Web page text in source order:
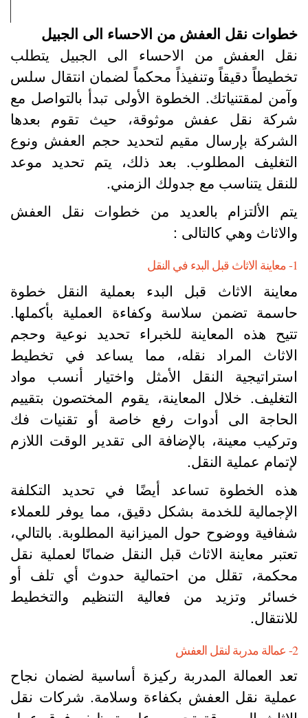
نقل العفش من الاحساء الى الجبيل
العفش من الاحساء الى الجبيل يتطلب
دقيقاً وتنفيذاً محكماً لضمان انتقال سلس
لمقتنياتك. الخطوة الأولى تبدأ بالتواصل مع
نقل عفش موثوقة، حيث تقوم بعدها
بإرسال مقيم لتحديد حجم العفش ونوع
المطلوب. بعد ذلك، يتم تحديد موعد
يتناسب مع جدولك الزمني.
الألتزام بالعديد من خطوات نقل العفش
وهي كالتالى :
الاثاث قبل البدء بعملية النقل خطوة
تضمن سلاسة وكفاءة العملية بأكملها.
هذه المعاينة للخبراء تحديد نوعية وحجم
المراد نقله، مما يساعد في تخطيط
النقل الأمثل واختيار أنسب مواد
خلال المعاينة، يقوم المختصون بتقييم
الى أدوات رفع خاصة أو تقنيات فك
معينة، بالإضافة الى تقدير الوقت اللازم
عملية النقل.
الخطوة تساعد أيضًا في تحديد التكلفة
للخدمة بشكل دقيق، مما يوفر للعملاء
ووضوح حول الميزانية المطلوبة. بالتالي،
معاينة الاثاث قبل النقل ضمانًا لعملية نقل
تقلل من احتمالية حدوث أي تلف أو
وتزيد من فعالية التنظيم والتخطيط
العمالة المدربة ركيزة أساسية لضمان نجاح
نقل العفش بكفاءة وسلامة. شركات نقل